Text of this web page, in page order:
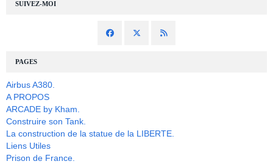
SUIVEZ-MOI
PAGES
Airbus A380.
A PROPOS
ARCADE by Kham.
Construire son Tank.
La construction de la statue de la LIBERTE.
Liens Utiles
Prison de France.